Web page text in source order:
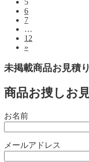
5
6
7
…
12
»
未掲載商品お見積
商品お捜しお
お名前
メールアドレス